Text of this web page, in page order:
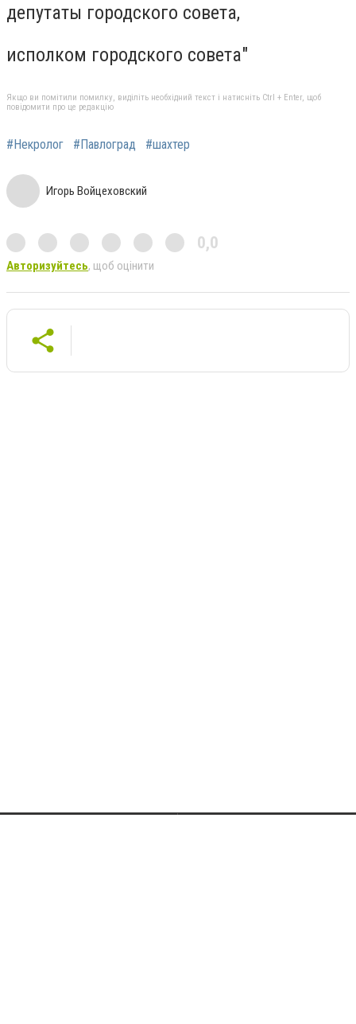
депутаты городского совета,
исполком городского совета"
Якщо ви помітили помилку, виділіть необхідний текст і натисніть Ctrl + Enter, щоб
повідомити про це редакцію
#Некролог #Павлоград #шахтер
Игорь Войцеховский
0,0
Авторизуйтесь, щоб оцінити